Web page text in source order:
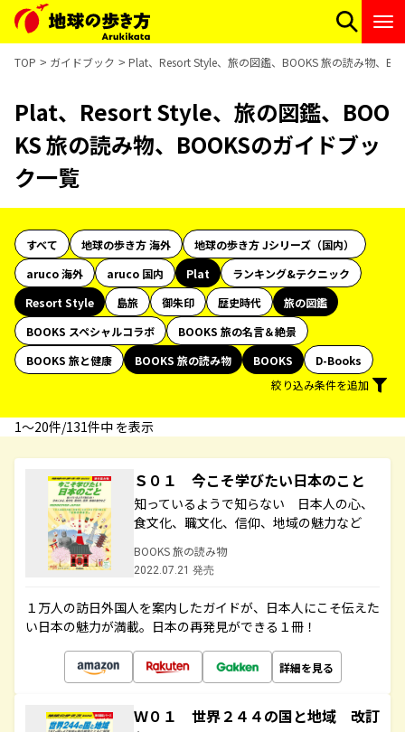
TOP ガイドブック Plat、Resort Style、旅の図鑑、BOOKS 旅の読み物、
Plat、Resort Style、旅の図鑑、BOO
KS 旅の読み物、BOOKSのガイドブッ
ク一覧
すべて 地球の歩き方 海外
地球の歩き方 Jシリーズ（国内）
aruco 海外
aruco 国内 Plat
ランキング&テクニック
Resort Style
島旅 御朱印 歴史時代
旅の図鑑
BOOKS スペシャルコラボ
BOOKS 旅の名言＆絶景
BOOKS 旅と健康
BOOKS 旅の読み物 BOOKS
D-Books
絞り込み条件を追加
1〜20件/131件中 を表示
Ｓ０１ 今こそ学びたい日本のこと
知っているようで知らない 日本人の心、
食文化、職文化、信仰、地域の魅力など
BOOKS 旅の読み物
2022.07.21 発売
１万人の訪日外国人を案内したガイドが、日本人にこそ伝えた
い日本の魅力が満載。日本の再発見ができる１冊！
詳細を見る
Ｗ０１ 世界２４４の国と地域 改訂